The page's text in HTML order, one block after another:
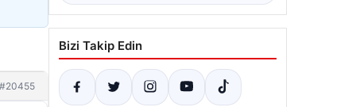
#20455
Bizi Takip Edin